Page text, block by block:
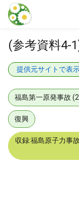
本文に飛ぶ
(参考資料4-
提供元サイトで表
福島第一原発事故
復興
収録:福島原子力事